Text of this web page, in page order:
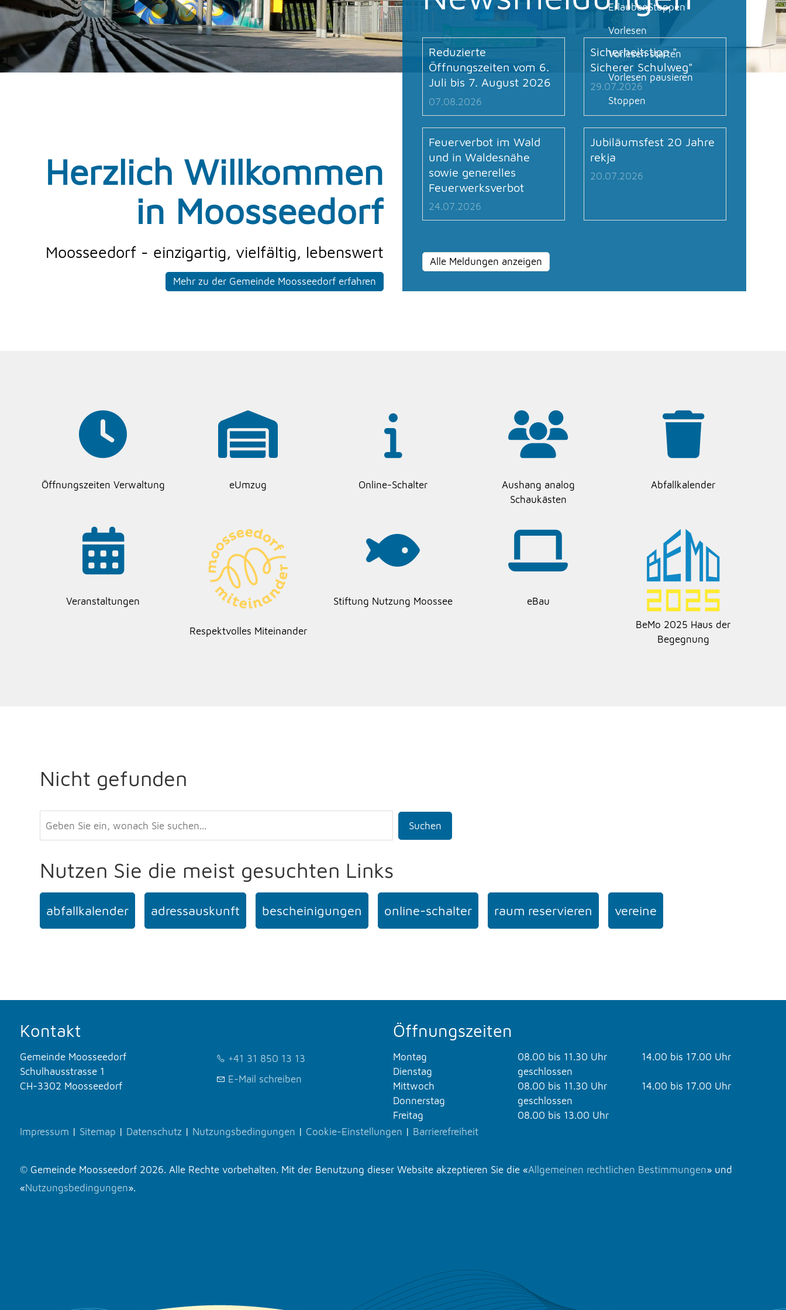
ErlaubenStoppen
Vorlesen
Vorlesen starten
Vorlesen pausieren
Stoppen
Herzlich Willkommen
in Moosseedorf
Moosseedorf - einzigartig, vielfältig, lebenswert
Mehr zu der Gemeinde Moosseedorf erfahren
Reduzierte
Öffnungszeiten vom 6.
Juli bis 7. August 2026
07.08.2026
Sicherheitstipp "
Sicherer Schulweg"
29.07.2026
Feuerverbot im Wald
und in Waldesnähe
sowie generelles
Feuerwerksverbot
24.07.2026
Jubiläumsfest 20 Jahre
rekja
20.07.2026
Alle Meldungen anzeigen
Öffnungszeiten Verwaltung eUmzug Online-Schalter
Aushang analog
Schaukästen
Abfallkalender
Veranstaltungen
Respektvolles Miteinander
Stiftung Nutzung Moossee
eBau
BeMo 2025 Haus der
Begegnung
Nicht gefunden
Suchen
Nutzen Sie die meist gesuchten Links
abfallkalender adressauskunft bescheinigungen online-schalter raum reservieren vereine
Kontakt
Gemeinde Moosseedorf
Schulhausstrasse 1
CH-3302 Moosseedorf
+41 31 850 13 13
E-Mail schreiben
Öffnungszeiten
Montag 08.00 bis 11.30 Uhr
14.00 bis 17.00 Uhr
Dienstag
geschlossen
Mittwoch
08.00 bis 11.30 Uhr
14.00 bis 17.00 Uhr
Donnerstag
geschlossen
Freitag
08.00 bis 13.00 Uhr
Impressum | Sitemap | Datenschutz | Nutzungsbedingungen | Cookie-Einstellungen | Barrierefreiheit
© Gemeinde Moosseedorf 2026. Alle Rechte vorbehalten. Mit der Benutzung dieser Website akzeptieren Sie die «Allgemeinen rechtlichen Bestimmungen» und
«Nutzungsbedingungen».